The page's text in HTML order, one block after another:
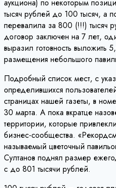
аукциона) по некоторым
тысяч рублей до 100 тысяч, а
перевалила за 800 (!!!) тысяч
договор заключен на 7 лет,
выразил готовность выложить
размещения небольшого
Подробный список мест, с
определившихся
страницах нашей газеты, в
30 марта. А пока вкратце
территории, которые
бизнес-сообщества.
называемый цветочный
Султанов поднял размер
с до 801 тысячи рублей.